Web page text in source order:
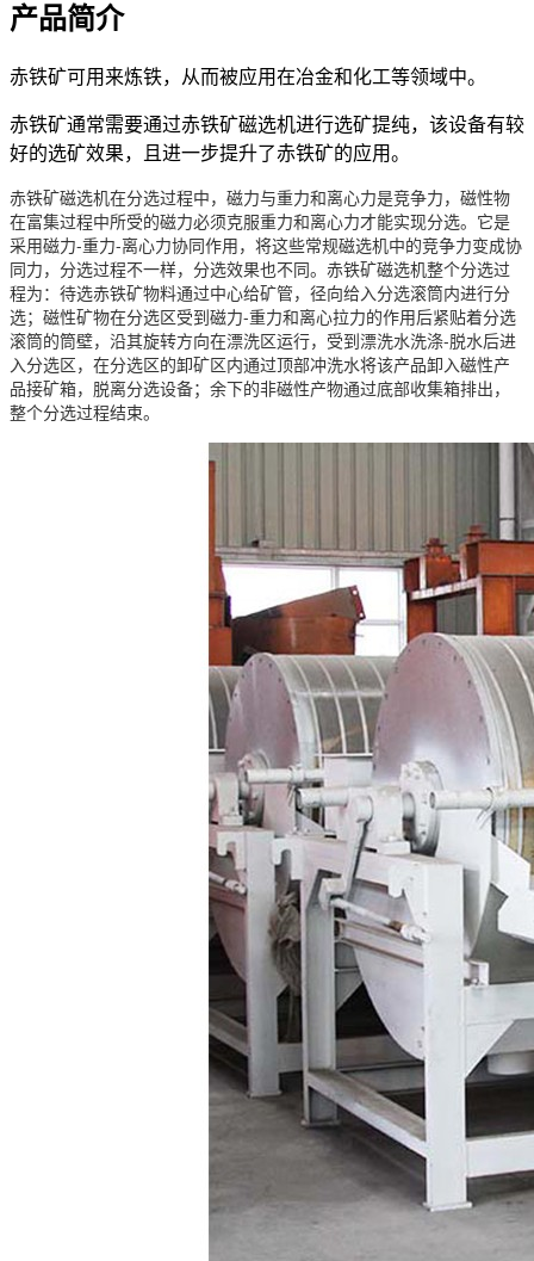
产品简介
赤铁矿可用来炼铁，从而被应用在冶金和化工等领域中。
赤铁矿通常需要通过赤铁矿磁选机进行选矿提纯，该设备有较
好的选矿效果，且进一步提升了赤铁矿的应用。
赤铁矿磁选机在分选过程中，磁力与重力和离心力是竞争力，磁性物
在富集过程中所受的磁力必须克服重力和离心力才能实现分选。它是
采用磁力-重力-离心力协同作用，将这些常规磁选机中的竞争力变成协
同力，分选过程不一样，分选效果也不同。赤铁矿磁选机整个分选过
程为：待选赤铁矿物料通过中心给矿管，径向给入分选滚筒内进行分
选；磁性矿物在分选区受到磁力-重力和离心拉力的作用后紧贴着分选
滚筒的筒壁，沿其旋转方向在漂洗区运行，受到漂洗水洗涤-脱水后进
入分选区，在分选区的卸矿区内通过顶部冲洗水将该产品卸入磁性产
品接矿箱，脱离分选设备；余下的非磁性产物通过底部收集箱排出，
整个分选过程结束。